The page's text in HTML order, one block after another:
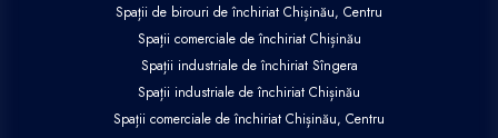
Spații de birouri de închiriat Chișinău, Centru
Spații comerciale de închiriat Chișinău
Spații industriale de închiriat Sîngera
Spații industriale de închiriat Chișinău
Spații comerciale de închiriat Chișinău, Centru